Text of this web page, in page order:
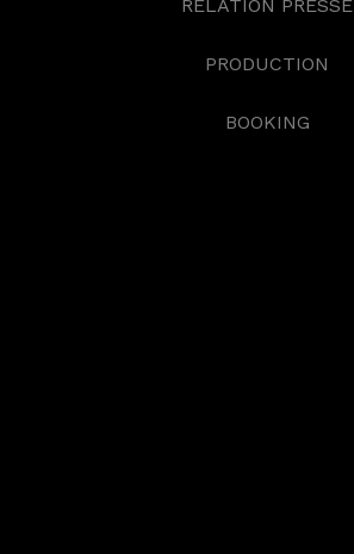
RELATION PRESSE
PRODUCTION
BOOKING